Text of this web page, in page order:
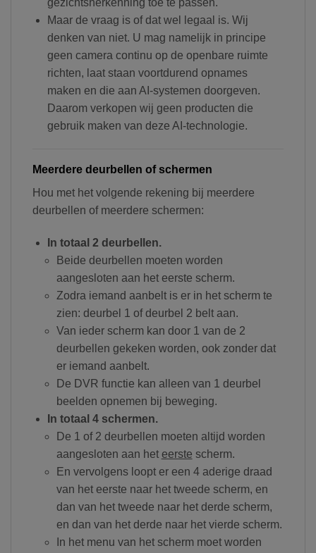
Maar de vraag is of dat wel legaal is. Wij
denken van niet. U mag namelijk in principe
geen camera continu op de openbare ruimte
richten, laat staan voortdurend opnames
maken en die aan AI-systemen doorgeven.
Daarom verkopen wij geen producten die
gebruik maken van deze AI-technologie.
Meerdere deurbellen of schermen
Hou met het volgende rekening bij meerdere
deurbellen of meerdere schermen:
In totaal 2 deurbellen.
Beide deurbellen moeten worden
aangesloten aan het eerste scherm.
Zodra iemand aanbelt is er in het scherm te
zien: deurbel 1 of deurbel 2 belt aan.
Van ieder scherm kan door 1 van de 2
deurbellen gekeken worden, ook zonder dat
er iemand aanbelt.
De DVR functie kan alleen van 1 deurbel
beelden opnemen bij beweging.
In totaal 4 schermen.
De 1 of 2 deurbellen moeten altijd worden
aangesloten aan het eerste scherm.
En vervolgens loopt er een 4 aderige draad
van het eerste naar het tweede scherm, en
dan van het tweede naar het derde scherm,
en dan van het derde naar het vierde scherm.
In het menu van het scherm moet worden